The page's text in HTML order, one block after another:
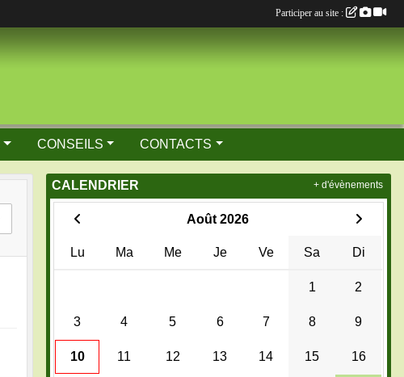
CONSEILS CONTACTS
CALENDRIER
Août 2026
Lu Ma Me Je Ve Sa Di
1 2
3 4 5 6 7 8 9
10 11 12 13 14 15 16
+ d'évènements
Participer au site :